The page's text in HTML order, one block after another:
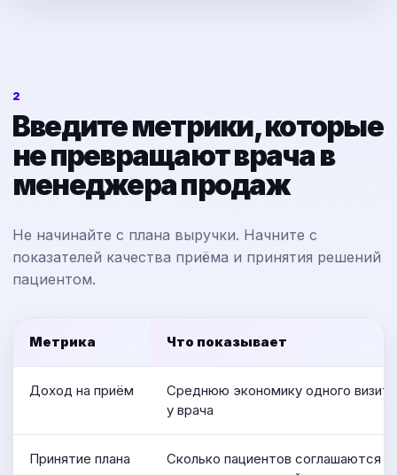
2
Введите метрики, которые
не превращают врача в
менеджера продаж
Не начинайте с плана выручки. Начните с
показателей качества приёма и принятия решений
пациентом.
Метрика Что показывает
Доход на приём
Среднюю экономику одного визита
у врача
Принятие плана
Сколько пациентов соглашаются